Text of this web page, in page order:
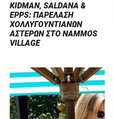
KIDMAN, SALDANA &
EPPS: ΠΑΡΕΛΑΣΗ
ΧΟΛΛΥΓΟΥΝΤΙΑΝΩΝ
ΑΣΤΕΡΩΝ ΣΤΟ NAMMOS
VILLAGE